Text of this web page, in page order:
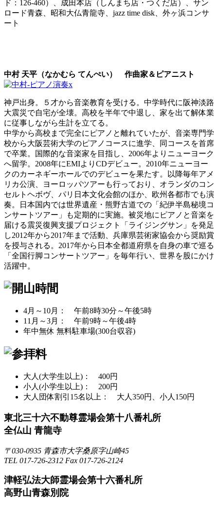
ド：126-460）、成田本店（しんまち店・つくだ店）、サン
ロード青森、昭和大仏青龍寺、jazz time disk、外ヶ浜コンサ
ート
中村 天平（なかむら てんぺい） 作曲家＆ピアニスト
神戸出身。５才から音楽教育を受ける。中学時代に阪神淡路
大震災で自宅が全壊。高校を半年で中退し、家を出て解体業
に従事しながら生計を立てる。
中学から高校まで完全にピアノと離れていたが、音楽専門学
校から大阪芸術大学のピアノコースに進学、同コースを首席
で卒業。国際的な音楽家を目指し、2006年よりニューヨーク
へ留学。2008年にEMIよりCDデビュー。2010年ニューヨー
クのカーネギーホールでのデビューを果たす。以降毎年アメ
リカ公演、ヨーロッパツアーも行っており、オランダのコン
セルトヘボヴ、パリ日本文化会館のほか、欧州各都市でも演
奏。日本国内では世界遺産・熊野古道での「紀伊半島秘境コ
ンサートツアー」も定期的に実施。被災地にピアノと音楽を
届ける震災復興支援プロジェクト「ライジングサン」を発足
し2012年から2017年まで活動、兵庫県芸術家協会から奨励賞
を授与される。2017年から日本全都道府県を自身の車で巡る
「全国行脚コンサートツアー」を毎年行い、世界を股にかけ
活躍中。
4月～10月： 午前8時30分～午後5時
11月～3月： 午前9時～午後4時
年中無休 無料駐車場(300台収容)
大人(大学生以上)： 400円
小人(小学生以上)： 200円
大人団体割引15名以上： 大人350円、小人150円
東北三十六不動尊霊場会第十八番札所
全仏山 青龍寺
〒030-0935 青森市大字桑原字山崎45
TEL 017-726-2312 Fax 017-726-2124
津軽弘法大師霊場会第十六番札所
高野山青森別院